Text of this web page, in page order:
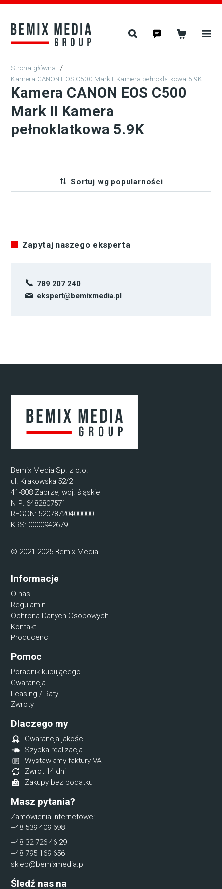
/
Kamera CANON EOS C500 Mark II Kamera pełnoklatkowa 5.9K
Kamera CANON EOS C500
Mark II Kamera
pełnoklatkowa 5.9K
Sortuj wg popularności
Zapytaj naszego eksperta
789 207 240
ekspert@bemixmedia.pl
Bemix Media Sp. z o.o.
ul. Krakowska 52/2
41-808 Zabrze, woj. śląskie
NIP: 6482807571
REGON: 52078720400000
KRS: 0000942679
© 2021-2025 Bemix Media
Informacje
O nas
Regulamin
Ochrona Danych Osobowych
Kontakt
Producenci
Pomoc
Poradnik kupującego
Gwarancja
Leasing / Raty
Zwroty
Dlaczego my
Gwarancja jakości
Szybka realizacja
Wystawiamy faktury VAT
Zwrot 14 dni
Zakupy bez podatku
Masz pytania?
Zamówienia internetowe:
+48 539 409 698
+48 32 726 46 29
+48 795 169 656
sklep@bemixmedia.pl
Śledź nas na